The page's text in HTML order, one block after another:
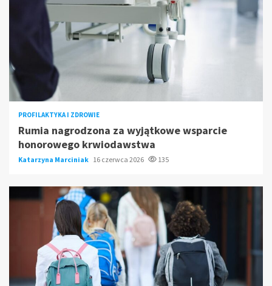
PROFILAKTYKA I ZDROWIE
Rumia nagrodzona za wyjątkowe wsparcie
honorowego krwiodawstwa
Katarzyna Marciniak 16 czerwca 2026 135